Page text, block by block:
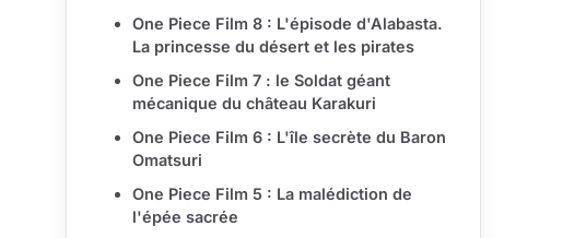
One Piece Film 8 : L'épisode d'Alabasta.
La princesse du désert et les pirates
One Piece Film 7 : le Soldat géant
mécanique du château Karakuri
One Piece Film 6 : L'île secrète du Baron
Omatsuri
One Piece Film 5 : La malédiction de
l'épée sacrée